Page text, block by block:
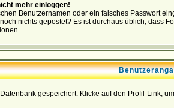
mehr einloggen!
Benutzernamen oder ein falsches Passwort
nichts gepostet? Es ist durchaus üblich,
gespeichert. Klicke auf den Profil -Link,